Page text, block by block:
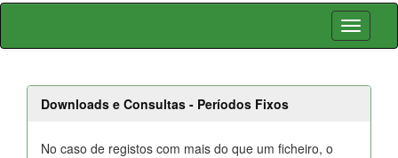
Skip
Downloads e Consultas - Períodos Fixos
No caso de registos com mais do que um ficheiro, o